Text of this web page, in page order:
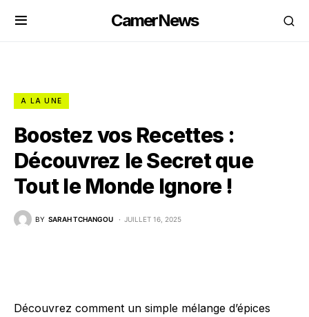
CamerNews
A LA UNE
Boostez vos Recettes :
Découvrez le Secret que
Tout le Monde Ignore !
BY SARAH TCHANGOU JUILLET 16, 2025
Découvrez comment un simple mélange d’épices